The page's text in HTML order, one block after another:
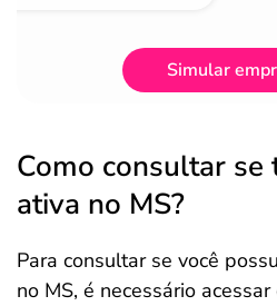
Simular
Como consultar se
ativa no MS?
Para consultar se você
no MS, é necessário